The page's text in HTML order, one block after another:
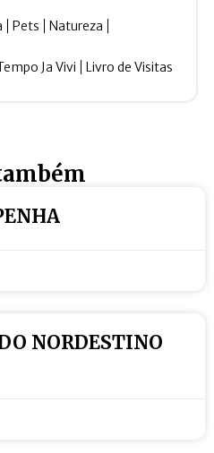
Pets Natureza
Ja Vivi Livro de Visitas
NORDESTINO